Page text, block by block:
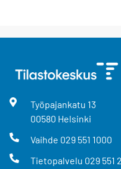
Työpajankatu 13
00580 Helsinki
Vaihde 029 551 1000
Tietopalvelu 029 551